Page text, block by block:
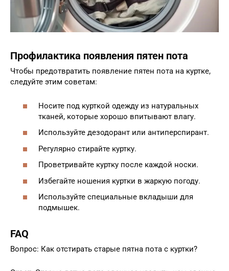
Профилактика появления пятен пота
Чтобы предотвратить появление пятен пота на куртке,
следуйте этим советам:
Носите под курткой одежду из натуральных
тканей, которые хорошо впитывают влагу.
Используйте дезодорант или антиперспирант.
Регулярно стирайте куртку.
Проветривайте куртку после каждой носки.
Избегайте ношения куртки в жаркую погоду.
Используйте специальные вкладыши для
подмышек.
FAQ
Вопрос: Как отстирать старые пятна пота с куртки?